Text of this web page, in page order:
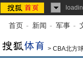
首页 - 新闻 - 军事 -
> CBA北方